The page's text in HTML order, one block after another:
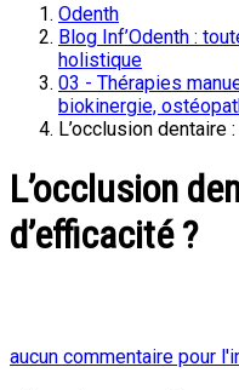
Odenth
Blog Inf’Odenth :
holistique
03 - Thérapies
biokinergie,
L’occlusion dentaire
L’occlusion
d’efficacité ?
aucun commentaire pour